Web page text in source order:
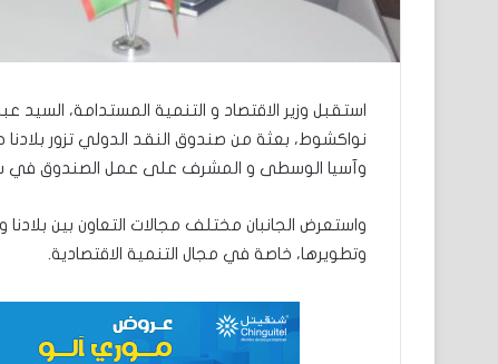
استقبل وزير الاقتصاد و التنمية المستدامة،
نواكشوط، بعثة من صندوق النقد الدولي تزور بلادنا
وآسيا الوسطى و المشرف على عمل الصندوق في
واستعرض الجانبان مختلف مجالات التعاون بين بلادنا
وتطويرها، خاصة في مجال التنمية الاقتصادية.